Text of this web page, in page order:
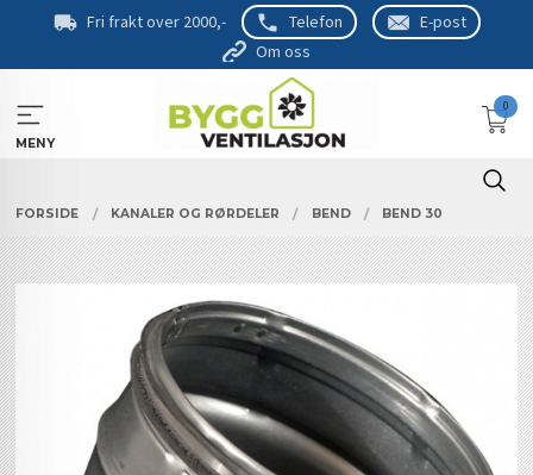
Fri frakt over 2000,- Telefon
E-post
Om oss
MENY
0
FORSIDE KANALER OG RØRDELER BEND BEND 30